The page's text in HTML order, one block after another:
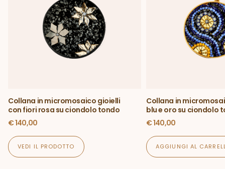
Collana in micromosaico gioielli
con fiori rosa su ciondolo tondo
€140,00
VEDI IL PRODOTTO
Collana in
blu e oro su ciondolo
€140,00
AGGIUNGI AL